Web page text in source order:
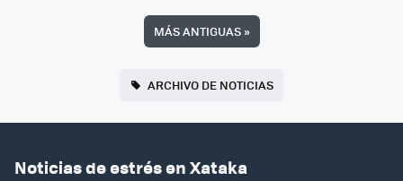
MÁS ANTIGUAS»
ARCHIVO DE NOTICIAS
Noticias de estrés en Xataka